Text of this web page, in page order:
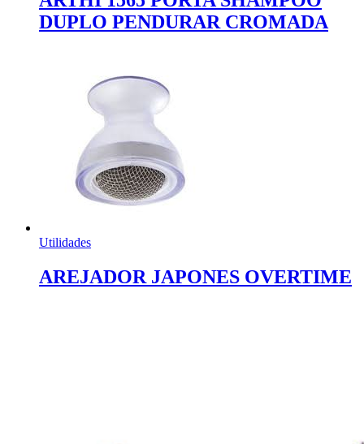
DUPLO PENDURAR CROMADA
Utilidades
AREJADOR JAPONES OVERTIME